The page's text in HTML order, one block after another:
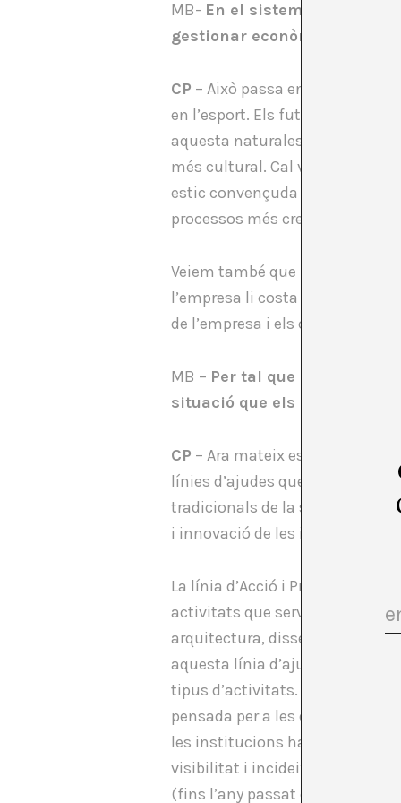
MB- En el sistema
gestionar econòmicament
CP – Això passa en el moment
en l’esport. Els futbolistes
aquesta naturalesa de creador
més cultural. Cal valorar
estic convençuda que molts
processos més creatius.
Veiem també que no hi ha
l’empresa li costa mirar a la
de l’empresa i els creadors/
MB – Per tal que els
situació que els permeti
CP – Ara mateix estem en un
línies d’ajudes que són
tradicionals de la subdirecció
i innovació de les indústries
La línia d’Acció i Promoció
activitats que serveixin per a
arquitectura, disseny, és a dir,
aquesta línia d’ajudes està
tipus d’activitats. Es busca
pensada per a les despeses
les institucions han de buscar
visibilitat i incideixen en la
(fins l’any passat era del 30%)